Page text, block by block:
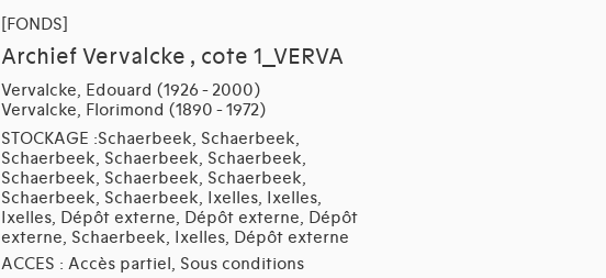
[FONDS]
Archief Vervalcke , cote 1_VERVA
Vervalcke, Edouard (1926 - 2000)
Vervalcke, Florimond (1890 - 1972)
STOCKAGE :Schaerbeek, Schaerbeek,
Schaerbeek, Schaerbeek, Schaerbeek,
Schaerbeek, Schaerbeek, Schaerbeek,
Schaerbeek, Schaerbeek, Ixelles, Ixelles,
Ixelles, Dépôt externe, Dépôt externe, Dépôt
externe, Schaerbeek, Ixelles, Dépôt externe
ACCES : Accès partiel, Sous conditions